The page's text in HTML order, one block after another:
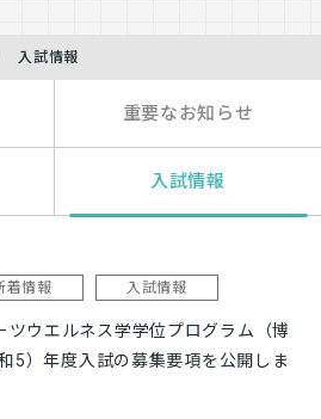
入試情報
重要なお知らせ
入試情報
着情報 入試情報
ツウエルネス学学位プログラム（博
5）年度入試の募集要項を公開しま